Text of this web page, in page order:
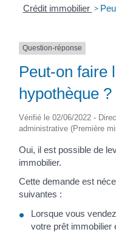
Crédit immobilier >
Question-réponse
Peut-on faire
hypothèque ?
Vérifié le 02/06/2022 -
administrative (Première
Oui, il est possible de
immobilier.
Cette demande est
suivantes :
Lorsque vous
votre prêt immobilier